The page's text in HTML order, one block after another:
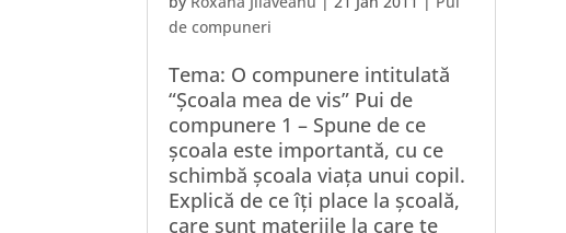
de compuneri
Tema: O compunere intitulată
“Școala mea de vis” Pui de
compunere 1 – Spune de ce
școala este importantă, cu ce
schimbă școala viața unui copil.
Explică de ce îți place la școală,
care sunt materiile la care te